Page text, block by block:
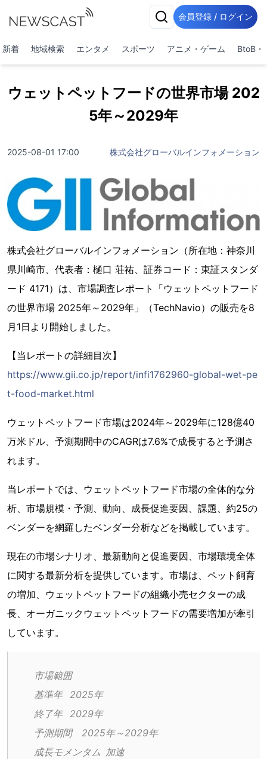
会員登録 / ログイン
新着 地域検索 エンタメ スポーツ アニメ・ゲーム BtoB・
ウェットペットフードの世界市場 202
5年～2029年
2025-08-01 17:00 株式会社グローバルインフォメーション
株式会社グローバルインフォメーション（所在地：神奈川
県川崎市、代表者：樋口 荘祐、証券コード：東証スタンダ
ード 4171）は、市場調査レポート「ウェットペットフード
の世界市場 2025年～2029年」（TechNavio）の販売を8
月1日より開始しました。
【当レポートの詳細目次】
https://www.gii.co.jp/report/infi1762960-global-wet-pe
t-food-market.html
ウェットペットフード市場は2024年～2029年に128億40
万米ドル、予測期間中のCAGRは7.6%で成長すると予測さ
れます。
当レポートでは、ウェットペットフード市場の全体的な分
析、市場規模・予測、動向、成長促進要因、課題、約25の
ベンダーを網羅したベンダー分析などを掲載しています。
現在の市場シナリオ、最新動向と促進要因、市場環境全体
に関する最新分析を提供しています。市場は、ペット飼育
の増加、ウェットペットフードの組織小売セクターの成
長、オーガニックウェットペットフードの需要増加が牽引
しています。
市場範囲
基準年	2025年
終了年	2029年
予測期間	2025年～2029年
成長モメンタム	加速